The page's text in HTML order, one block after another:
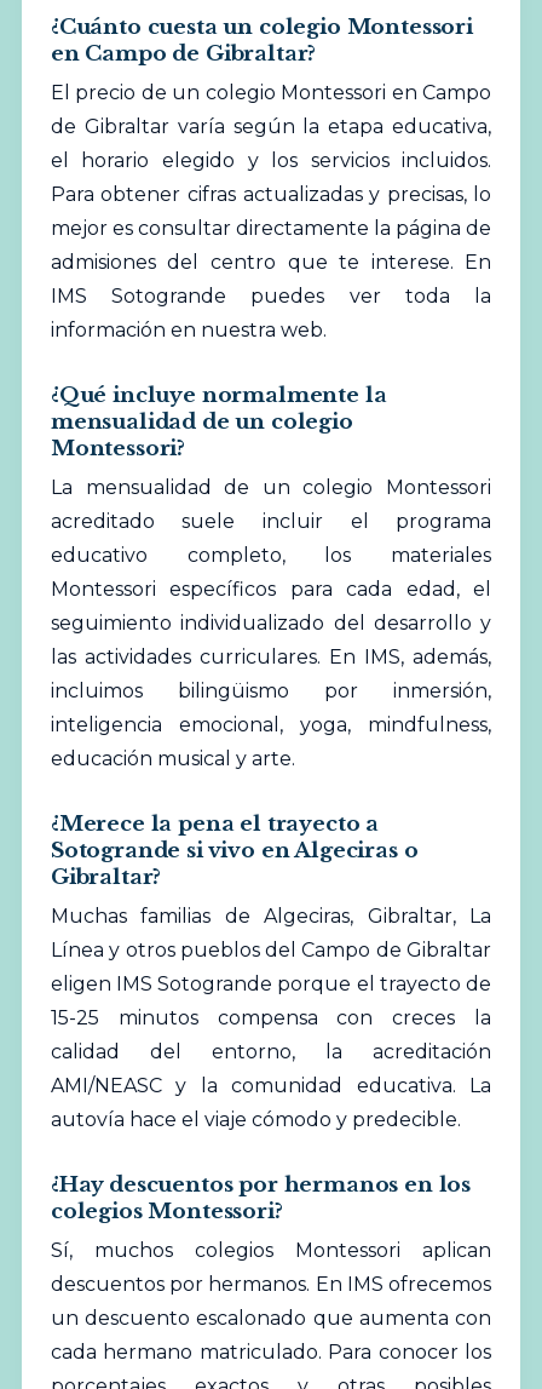
¿Cuánto cuesta un colegio Montessori
en Campo de Gibraltar?
El precio de un colegio Montessori en Campo
de Gibraltar varía según la etapa educativa,
el horario elegido y los servicios incluidos.
Para obtener cifras actualizadas y precisas, lo
mejor es consultar directamente la página de
admisiones del centro que te interese. En
IMS Sotogrande puedes ver toda la
información en nuestra web.
¿Qué incluye normalmente la
mensualidad de un colegio
Montessori?
La mensualidad de un colegio Montessori
acreditado suele incluir el programa
educativo completo, los materiales
Montessori específicos para cada edad, el
seguimiento individualizado del desarrollo y
las actividades curriculares. En IMS, además,
incluimos bilingüismo por inmersión,
inteligencia emocional, yoga, mindfulness,
educación musical y arte.
¿Merece la pena el trayecto a
Sotogrande si vivo en Algeciras o
Gibraltar?
Muchas familias de Algeciras, Gibraltar, La
Línea y otros pueblos del Campo de Gibraltar
eligen IMS Sotogrande porque el trayecto de
15-25 minutos compensa con creces la
calidad del entorno, la acreditación
AMI/NEASC y la comunidad educativa. La
autovía hace el viaje cómodo y predecible.
¿Hay descuentos por hermanos en los
colegios Montessori?
Sí, muchos colegios Montessori aplican
descuentos por hermanos. En IMS ofrecemos
un descuento escalonado que aumenta con
cada hermano matriculado. Para conocer los